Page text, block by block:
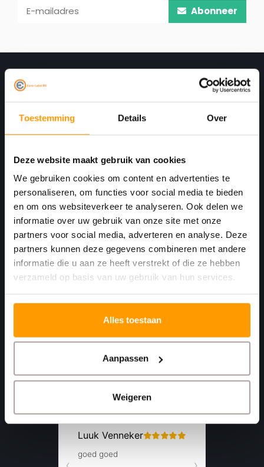
Toestemming Details Over
Deze website maakt gebruik van cookies
We gebruiken cookies om content en advertenties te
personaliseren, om functies voor social media te bieden
en om ons websiteverkeer te analyseren. Ook delen we
informatie over uw gebruik van onze site met onze
partners voor social media, adverteren en analyse. Deze
partners kunnen deze gegevens combineren met andere
informatie die u aan ze heeft verstrekt of die ze hebben
verzameld op basis van uw gebruik van hun services.
Alles toestaan
Aanpassen
Weigeren
Abonneer
Print. Plak. Klaar. Met een partner die met je
meedenkt.
Havenkant 6
4781 AA
Moerdijk Nederland
+31 (0)168 416 513
info@euro-label.nl